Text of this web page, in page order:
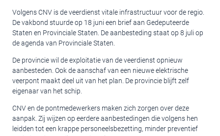
Volgens CNV is de veerdienst vitale infrastructuur voor de regio.
De vakbond stuurde op 18 juni een brief aan Gedeputeerde
Staten en Provinciale Staten. De aanbesteding staat op 8 juli op
de agenda van Provinciale Staten.
De provincie wil de exploitatie van de veerdienst opnieuw
aanbesteden. Ook de aanschaf van een nieuwe elektrische
veerpont maakt deel uit van het plan. De provincie blijft zelf
eigenaar van het schip.
CNV en de pontmedewerkers maken zich zorgen over deze
aanpak. Zij wijzen op eerdere aanbestedingen die volgens hen
leidden tot een krappe personeelsbezetting, minder preventief